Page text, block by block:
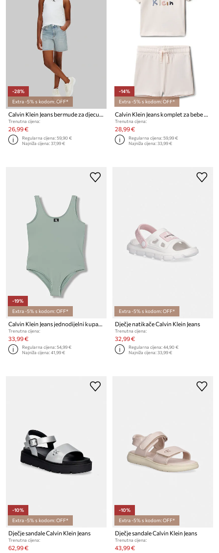
-28%
Extra -5% s kodom: OFF*
Calvin Klein Jeans bermude za djecu traper
Trenutna cijena:
26,99 €
Regularna cijena:59,90 €
Najniža cijena:37,99 €
-14%
Extra -5% s kodom: OFF*
Calvin Klein Jeans komplet za bebe od pamuka
Trenutna cijena:
28,99 €
Regularna cijena:59,99 €
Najniža cijena:33,99 €
-19%
Extra -5% s kodom: OFF*
Trenutna cijena:
33,99 €
Regularna cijena:54,99 €
Najniža cijena:41,99 €
Extra -5% s kodom: OFF*
Dječje natikače Calvin Klein Jeans
Trenutna cijena:
32,99 €
Regularna cijena:44,90 €
Najniža cijena:33,99 €
-10%
Extra -5% s kodom: OFF*
Dječje sandale Calvin Klein Jeans
Trenutna cijena:
62,99 €
-10%
Extra -5% s kodom: OFF*
Dječje sandale Calvin Klein Jeans
Trenutna cijena:
43,99 €